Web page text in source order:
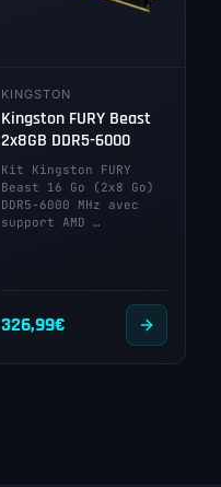
KINGSTON
Kingston FURY Beast
2x8GB DDR5-6000
Kit Kingston FURY
Beast 16 Go (2x8 Go)
DDR5-6000 MHz avec
support AMD …
326,99€